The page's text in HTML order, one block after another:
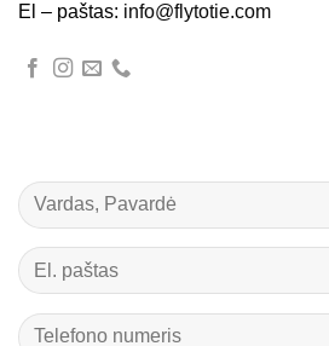
El – paštas: info@flytotie.com